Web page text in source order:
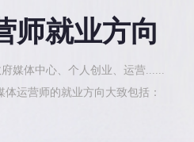
师就业方向
媒体中心、个人创业、运营......
运营师的就业方向大致包括：